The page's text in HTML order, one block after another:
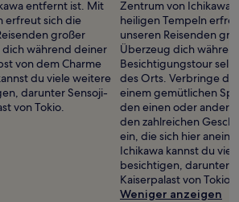
entfernt ist. Mit
erfreut sich die
großer
während deiner
von dem Charme
du viele weitere
darunter Sensoji-
von Tokio.
Zentrum von Ichikawa
heiligen Tempeln
unseren Reisenden
Überzeug dich
Besichtigungstour
des Orts. Verbringe
einem gemütlichen
den einen oder
den zahlreichen
ein, die sich hier
Ichikawa kannst du
besichtigen, darunter
Kaiserpalast von Tokio.
Weniger anzeigen